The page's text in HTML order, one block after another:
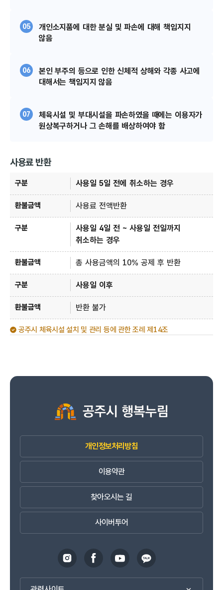
05
개인소지품에 대한 분실 및 파손에 대해 책임지지
않음​​
06
본인 부주의 등으로 인한 신체적 상해와 각종 사고에
대해서는 책임지지 않음​​​
07
체육시설 및 부대시설을 파손하였을 때에는 이용자가
원상복구하거나 그 손해를 배상하여야 함​​​​
사용료 반환
사용일 5일 전에 취소하는 경우
사용료 전액반환
사용일 4일 전 ~ 사용일 전일까지
취소하는 경우
총 사용금액의 10% 공제 후 반환
사용일 이후
반환 불가
공주시 체육시설 설치 및 관리 등에 관한 조례 제14조
개인정보처리방침
이용약관
찾아오시는 길
사이버투어